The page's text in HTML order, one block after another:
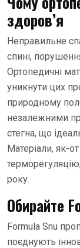
здоров’я
Неправильне
спині,
Ортопедичні
уникнути цих
природному
незалежними
стегна, що
Матеріали, як-
року.
Обирайте
Formula Snu
поєднують